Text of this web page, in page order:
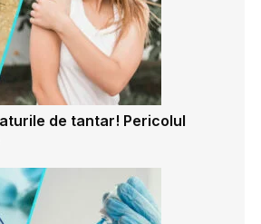
de tantar! Pericolul